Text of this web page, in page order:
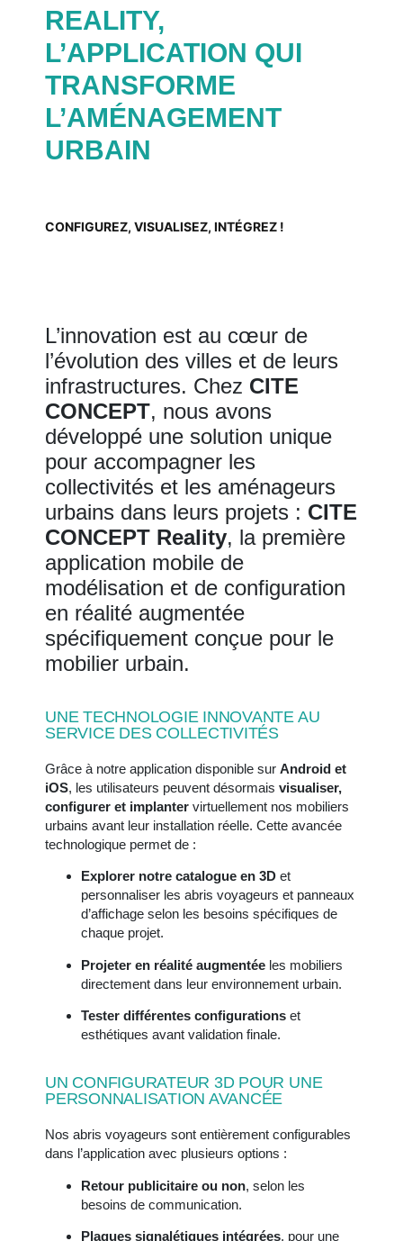
REALITY,
L’APPLICATION QUI
TRANSFORME
L’AMÉNAGEMENT
URBAIN
CONFIGUREZ, VISUALISEZ, INTÉGREZ !
L’innovation est au cœur de
l’évolution des villes et de leurs
infrastructures. Chez CITE
CONCEPT, nous avons
développé une solution unique
pour accompagner les
collectivités et les aménageurs
urbains dans leurs projets : CITE
CONCEPT Reality, la première
application mobile de
modélisation et de configuration
en réalité augmentée
spécifiquement conçue pour le
mobilier urbain.
UNE TECHNOLOGIE INNOVANTE AU
SERVICE DES COLLECTIVITÉS
Grâce à notre application disponible sur Android et
iOS, les utilisateurs peuvent désormais visualiser,
configurer et implanter virtuellement nos mobiliers
urbains avant leur installation réelle. Cette avancée
technologique permet de :
Explorer notre catalogue en 3D et
personnaliser les abris voyageurs et panneaux
d’affichage selon les besoins spécifiques de
chaque projet.
Projeter en réalité augmentée les mobiliers
directement dans leur environnement urbain.
Tester différentes configurations et
esthétiques avant validation finale.
UN CONFIGURATEUR 3D POUR UNE
PERSONNALISATION AVANCÉE
Nos abris voyageurs sont entièrement configurables
dans l’application avec plusieurs options :
Retour publicitaire ou non, selon les
besoins de communication.
Plaques signalétiques intégrées, pour une